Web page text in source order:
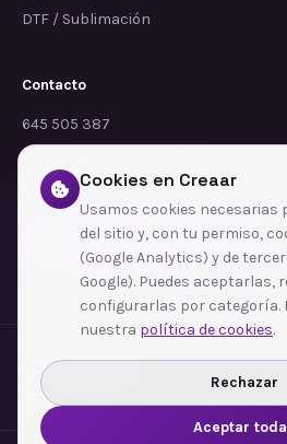
DTF / Sublimación
Contacto
645 505 387
info@dependalium.com
Mataró (Barcelona)
Déjanos tu reseña en Google
Zonas de cobertura·Barcelona·L'Hospitalet
Sabadell
Santa Coloma
Ver todas las zonas →
Cookies en Creaar
Usamos cookies necesarias
del sitio y, con tu permiso,
(Google Analytics) y de
Google). Puedes aceptarlas,
configurarlas por categoría.
nuestra política de cookies.
Rechazar
Aceptar